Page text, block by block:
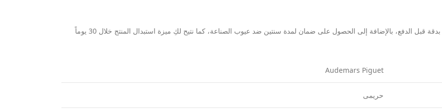
نحن نوفر لكِ تجربة تسوق آمنة ومريحة تماماً، حيث يمكنكِ معاينة الساعة وفحصها بدقة قبل الدفع، بالإضافة إلى الحصول على ضمان لمدة سنتين ضد عيوب الصناعة، كما نتيح لكِ ميزة استبدال المنتج خلال 30 يوماً
Audemars Piguet
حريمى